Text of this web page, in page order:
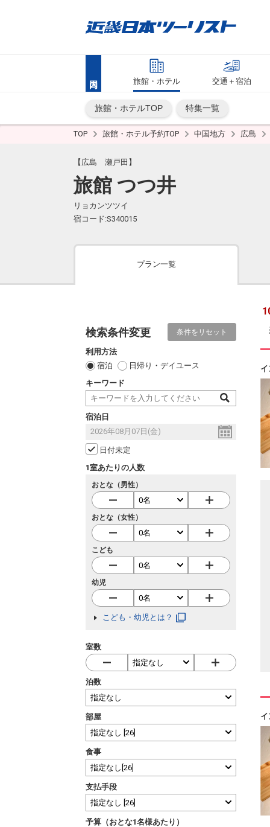
旅館・ホテル 交通＋宿泊
旅館・ホテルTOP 特集一覧
TOP 旅館・ホテル予約TOP 中国地方 広島
【広島 瀬戸田】
旅館 つつ井
リョカンツツイ
宿コード:S340015
プラン一覧
検索条件変更 条件をリセット
利用方法
宿泊
日帰り・デイユース
キーワード
宿泊日
日付未定
1室あたりの人数
おとな（男性）
おとな（女性）
こども
幼児
こども・幼児とは？
室数
泊数
部屋
食事
支払手段
予算（おとな1名様あたり）